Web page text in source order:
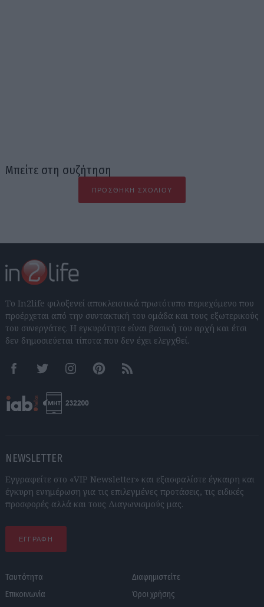
Μπείτε στη συζήτηση
ΠΡΟΣΘΉΚΗ ΣΧΟΛΊΟΥ
Το In2life φιλοξενεί αποκλειστικά πρωτότυπο περιεχόμενο που
προέρχεται από την συντακτική του ομάδα και τους εξωτερικούς
του συνεργάτες. Η εγκυρότητα είναι βασική του αρχή και έτσι
δεν δημοσιεύεται τίποτα που δεν έχει ελεγχθεί.
FacebookTwitter InstagramPinterestRSS feeds
NEWSLETTER
Εγγραφείτε στο «VIP Newsletter» και εξασφαλίστε έγκαιρη και
έγκυρη ενημέρωση για τις επιλεγμένες προτάσεις, τις ειδικές
προσφορές αλλά και τους Διαγωνισμούς μας.
ΕΓΓΡΑΦΗ
Ταυτότητα
Επικοινωνία
Διαφημιστείτε
Όροι χρήσης